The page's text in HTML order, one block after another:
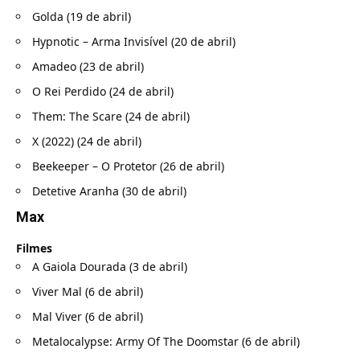
Golda (19 de abril)
Hypnotic – Arma Invisível (20 de abril)
Amadeo (23 de abril)
O Rei Perdido (24 de abril)
Them: The Scare (24 de abril)
X (2022) (24 de abril)
Beekeeper – O Protetor (26 de abril)
Detetive Aranha (30 de abril)
Max
Filmes
A Gaiola Dourada (3 de abril)
Viver Mal (6 de abril)
Mal Viver (6 de abril)
Metalocalypse: Army Of The Doomstar (6 de abril)